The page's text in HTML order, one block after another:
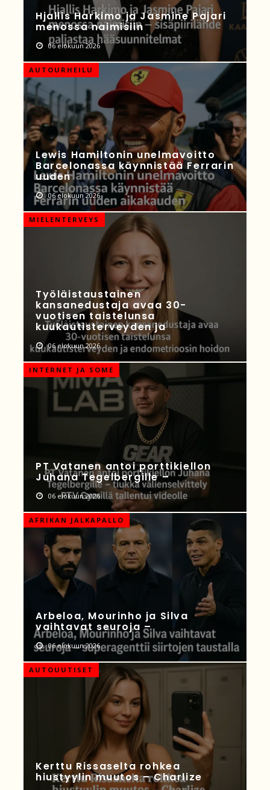
Hjallis Harkimo ja Jasmine Pajari
menossa naimisiin
06 elokuun 2026
AUTOURHEILU
Lewis Hamiltonin unelmavoitto
Barcelonassa käynnistää Ferrarin
uuden
06 elokuun 2026
MIELENTERVEYS
Työläistaustainen
kansanedustaja avaa 30-
vuotisen taistelunsa
kuukautisterveyden ja
06 elokuun 2026
INTERNET JA SOME
PT Vatanen antoi porttikiellon
Juhana Tegelbergille –
06 elokuun 2026
AFRIKAN JALKAPALLO
Arbeloa, Mourinho ja Silva
vaihtavat seuroja –
06 elokuun 2026
AUTOUUTISET
Kerttu Rissaselta rohkea
hiustyylin muutos – Charlize